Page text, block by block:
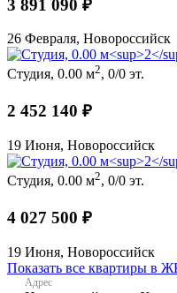
3 891 090 ₽
26 Февраля, Новороссийск
Студия, 0.00 м2, 0/0 эт.
2 452 140 ₽
19 Июня, Новороссийск
Студия, 0.00 м2, 0/0 эт.
4 027 500 ₽
19 Июня, Новороссийск
Показать все квартиры в
Адрес